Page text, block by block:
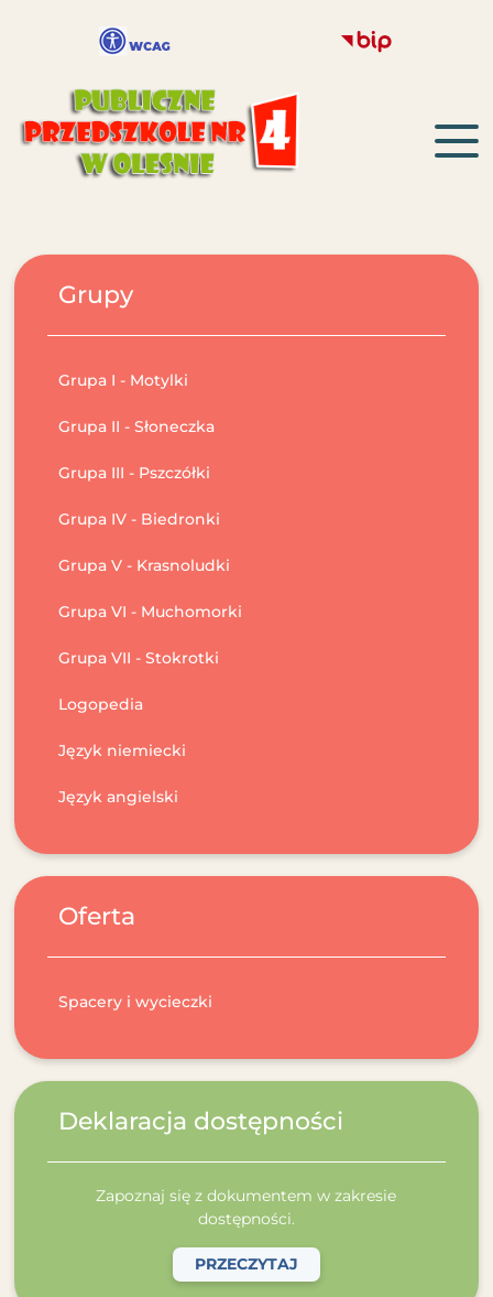
Grupy
Grupa I - Motylki
Grupa II - Słoneczka
Grupa III - Pszczółki
Grupa IV - Biedronki
Grupa V - Krasnoludki
Grupa VI - Muchomorki
Grupa VII - Stokrotki
Logopedia
Język niemiecki
Język angielski
Oferta
Spacery i wycieczki
Deklaracja dostępności
Zapoznaj się z dokumentem w zakresie
dostępności.
PRZECZYTAJ